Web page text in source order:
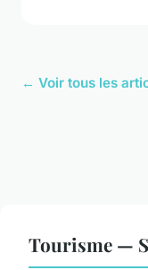
← Voir tous les
Tourisme —